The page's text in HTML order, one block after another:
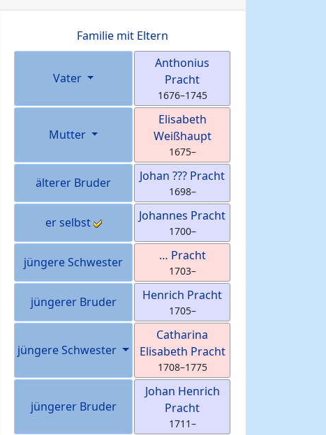
Familie mit Eltern
Vater
Anthonius
Pracht
1676–1745
Mutter
Elisabeth
Weißhaupt
1675–
älterer Bruder Johan ??? Pracht
1698–
er selbst Johannes Pracht
1700–
jüngere Schwester … Pracht
1703–
jüngerer Bruder Henrich Pracht
1705–
jüngere Schwester
Catharina
Elisabeth Pracht
1708–1775
jüngerer Bruder
Johan Henrich
Pracht
1711–